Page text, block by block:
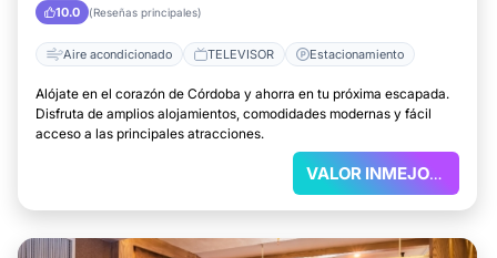
10.0 (Reseñas principales)
Aire acondicionado TELEVISOR Estacionamiento
Alójate en el corazón de Córdoba y ahorra en tu próxima escapada.
Disfruta de amplios alojamientos, comodidades modernas y fácil
acceso a las principales atracciones.
VALOR INMEJORABLE